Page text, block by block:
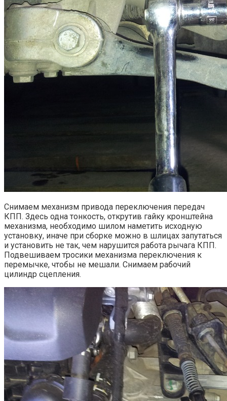
Снимаем механизм привода переключения передач
КПП. Здесь одна тонкость, открутив гайку кронштейна
механизма, необходимо шилом наметить исходную
установку, иначе при сборке можно в шлицах запутаться
и установить не так, чем нарушится работа рычага КПП.
Подвешиваем тросики механизма переключения к
перемычке, чтобы не мешали. Снимаем рабочий
цилиндр сцепления.